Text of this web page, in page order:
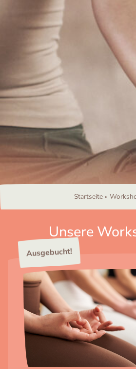
Startseite»
Unsere
Ausgebucht!